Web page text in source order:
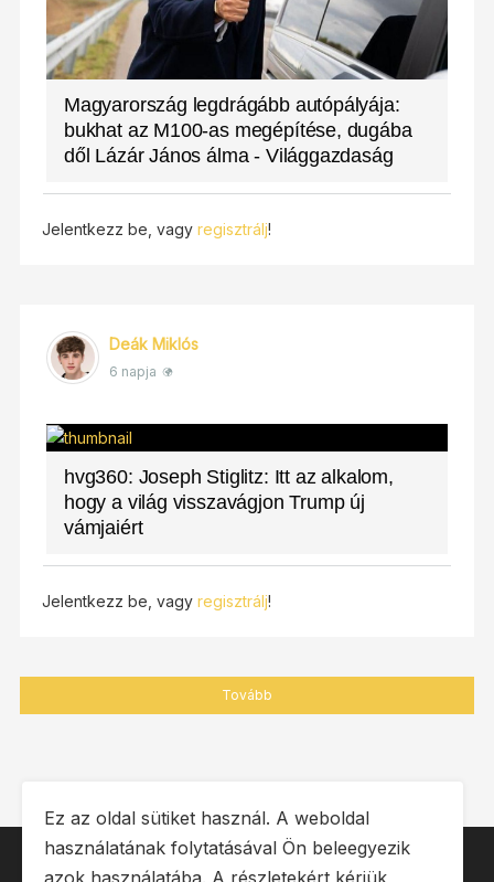
Magyarország legdrágább autópályája:
bukhat az M100-as megépítése, dugába
dől Lázár János álma - Világgazdaság
Jelentkezz be, vagy regisztrálj!
Deák Miklós
6 napja
hvg360: Joseph Stiglitz: Itt az alkalom,
hogy a világ visszavágjon Trump új
vámjaiért
Jelentkezz be, vagy regisztrálj!
Tovább
IMPRESSZUM ÁSZF OLDALTÉRKÉP
Ez az oldal sütiket használ. A weboldal
használatának folytatásával Ön beleegyezik
azok használatába. A részletekért kérjük,